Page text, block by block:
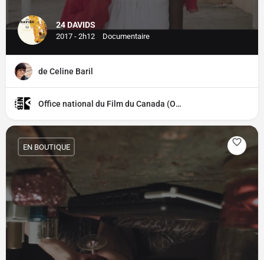
24 DAVIDS
2017 - 2h12 Documentaire
de Celine Baril
Office national du Film du Canada (ONF)
EN BOUTIQUE